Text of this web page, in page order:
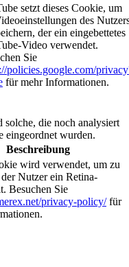
setzt dieses Cookie, um
des
der ein eingebettetes
Video verwendet.
Sie
policies.google.com/
für mehr Informationen.
solche, die noch analysiert
eingeordnet wurden.
Beschreibung
wird verwendet, um zu
Nutzer ein Retina-
Besuchen Sie
privacy-policy/für